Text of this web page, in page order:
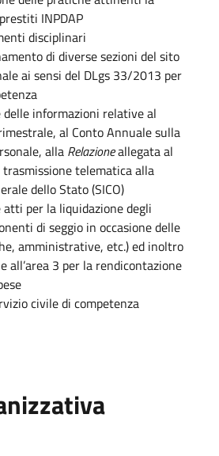
INPDAP
disciplinari
di diverse sezioni del sito
ai sensi del DLgs 33/2013 per
delle informazioni relative al
al Conto Annuale sulla
alla Relazioneallegata al
telematica alla
dello Stato (SICO)
atti per la liquidazione degli
di seggio in occasione delle
amministrative, etc.) ed inoltro
all’area 3 per la rendicontazione
civile di competenza